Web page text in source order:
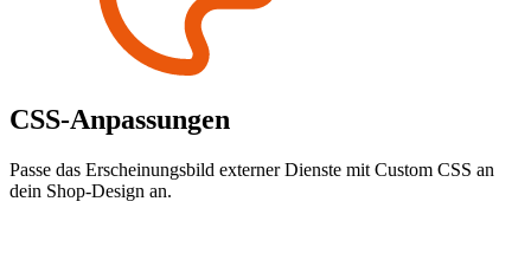
CSS-Anpassungen
Passe das Erscheinungsbild externer Dienste mit Custom CSS an
dein Shop-Design an.